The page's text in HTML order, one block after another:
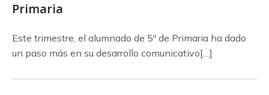
Primaria
Este trimestre, el alumnado de 5º de Primaria ha dado
un paso más en su desarrollo comunicativo[…]